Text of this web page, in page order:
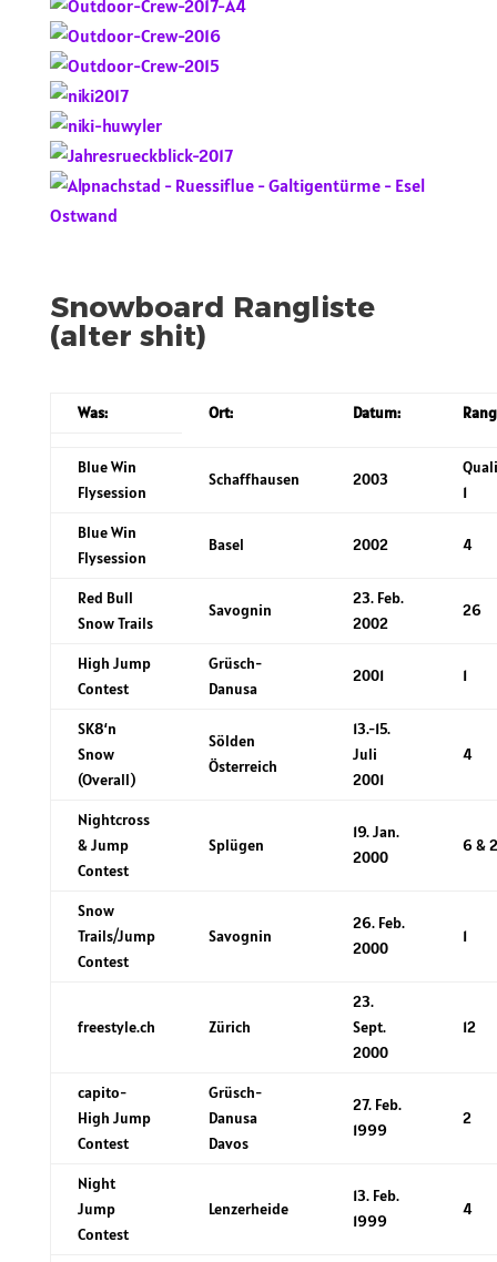
Snowboard Rangliste
(alter shit)
Was: Ort: Datum:
Blue Win
Flysession
Schaffhausen 2003
Quali
1
Blue Win
Flysession
Basel 2002 4
Red Bull
Snow Trails
Savognin
23. Feb.
2002
26
High Jump
Contest
Grüsch-
Danusa
2001 1
SK8‘n
Snow
(Overall)
Sölden
Österreich
13.-15.
Juli
2001
4
Nightcross
& Jump
Contest
Splügen
19. Jan.
2000
6 & 2
Snow
Trails/Jump
Contest
Savognin
26. Feb.
2000
1
freestyle.ch Zürich
23.
Sept.
2000
12
capito-
High Jump
Contest
Grüsch-
Danusa
Davos
27. Feb.
1999
2
Night
Jump
Contest
Lenzerheide
13. Feb.
1999
4